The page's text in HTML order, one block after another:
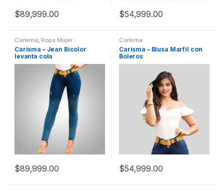
$89,999.00 $54,999.00
Carisma, Ropa Mujer
Carisma – Jean Bicolor
levanta cola
$89,999.00
Carisma
Carisma – Blusa Marfil con
Boleros
$54,999.00